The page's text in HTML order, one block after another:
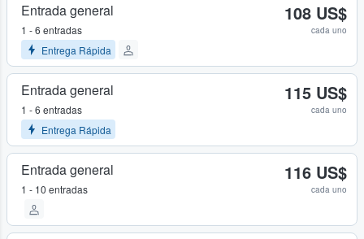
Entrada general
1 - 6 entradas
Entrega Rápida
108 US$
cada uno
Entrada general
1 - 6 entradas
Entrega Rápida
115 US$
cada uno
Entrada general
1 - 10 entradas
116 US$
cada uno